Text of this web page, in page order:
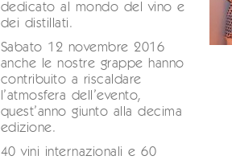
dedicato al mondo del vino e
dei distillati.
Sabato 12 novembre 2016
anche le nostre grappe hanno
contribuito a riscaldare
l’atmosfera dell’evento,
quest’anno giunto alla decima
edizione.
40 vini internazionali e 60